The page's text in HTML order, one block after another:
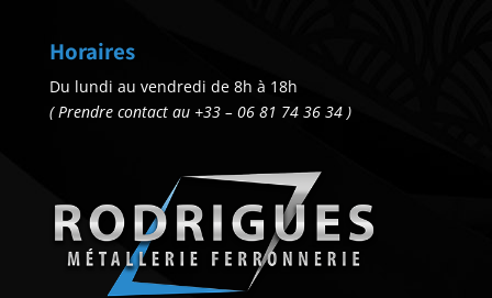
Horaires
Du lundi au vendredi de 8h à 18h
( Prendre contact au +33 – 06 81 74 36 34 )